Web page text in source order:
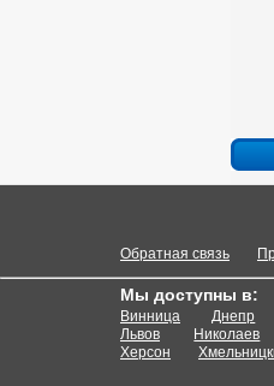
Обратная связь
Мы доступны в:
Винница Днепр
Львов
Николаев
Херсон